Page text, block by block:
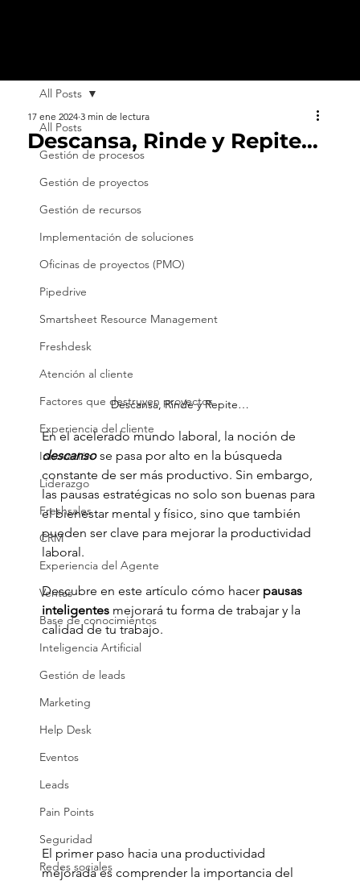
All Posts
Gestión de procesos
Gestión de proyectos
Gestión de recursos
Implementación de soluciones
Oficinas de proyectos (PMO)
Pipedrive
Smartsheet Resource Management
Freshdesk
Atención al cliente
Factores que destruyen proyectos
Experiencia del cliente
Innovación
Liderazgo
Freshsales
CRM
Experiencia del Agente
Ventas
Base de conocimientos
Inteligencia Artificial
Gestión de leads
Marketing
Help Desk
Eventos
Leads
Pain Points
Seguridad
Redes sociales
All Posts
Descansa, Rinde y Repite…
17 ene 2024 3 min de lectura
Descansa, Rinde y Repite…
En el acelerado mundo laboral, la noción de
descanso se pasa por alto en la búsqueda
constante de ser más productivo. Sin embargo,
las pausas estratégicas no solo son buenas para
el bienestar mental y físico, sino que también
pueden ser clave para mejorar la productividad
laboral.
Descubre en este artículo cómo hacer pausas
inteligentes mejorará tu forma de trabajar y la
calidad de tu trabajo.
El primer paso hacia una productividad
mejorada es comprender la importancia del